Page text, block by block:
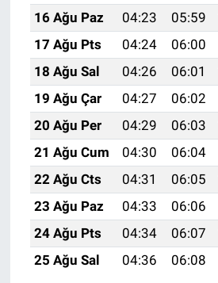
16 Ağu Paz
04:23 05:59
17 Ağu Pts
04:24 06:00
18 Ağu Sal
04:26 06:01
19 Ağu Çar
04:27 06:02
20 Ağu Per
04:29 06:03
21 Ağu Cum
04:30 06:04
22 Ağu Cts
04:31 06:05
23 Ağu Paz
04:33 06:06
24 Ağu Pts
04:34 06:07
25 Ağu Sal
04:36 06:08